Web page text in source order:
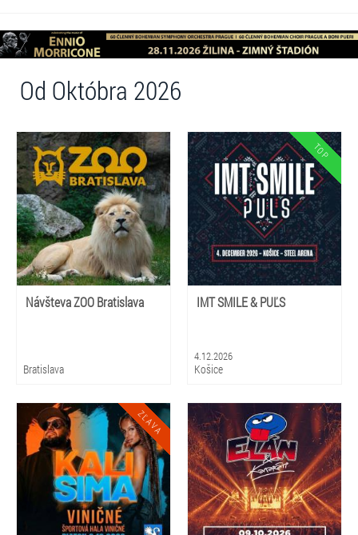
Od Októbra 2026
Návšteva ZOO Bratislava
Bratislava
IMT SMILE & PUĽS
4.12.2026
Košice